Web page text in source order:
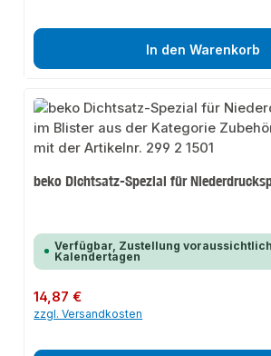
In den Warenkorb
beko Dichtsatz-Spezial für
Verfügbar, Zustellung
Kalendertagen
Regulärer Preis:
14,87 €
zzgl. Versandkosten